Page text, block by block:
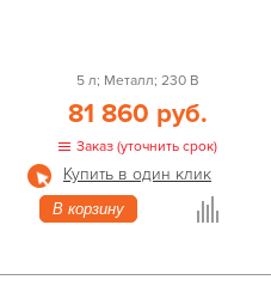
5 л; Металл; 230 В
81 860 руб.
Заказ (уточнить срок)
Купить в один клик
В корзину